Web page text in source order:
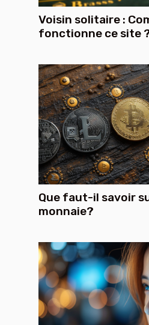
Voisin solitaire :
fonctionne ce site
Que faut-il savoir
monnaie?